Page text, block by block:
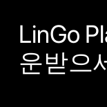
LinGo
운받으